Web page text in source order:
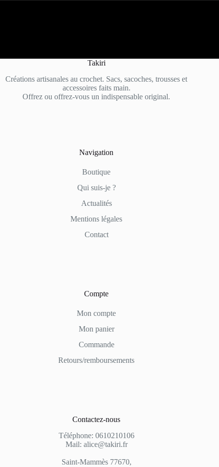
Takiri
Créations artisanales au crochet. Sacs, sacoches, trousses et
accessoires faits main.
Offrez ou offrez-vous un indispensable original.
Navigation
Boutique
Qui suis-je ?
Actualités
Mentions légales
Contact
Compte
Mon compte
Mon panier
Commande
Retours/remboursements
Contactez-nous
Téléphone: 0610210106
Mail: alice@takiri.fr
Saint-Mammès 77670,